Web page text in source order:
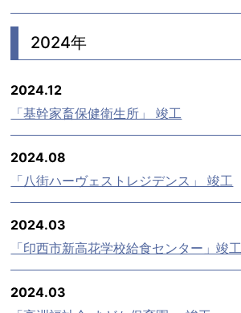
2024年
2024.12
「基幹家畜保健衛生所」 竣工
2024.08
「八街ハーヴェストレジデンス」 竣工
2024.03
「印西市新高花学校給食センター」竣工
2024.03